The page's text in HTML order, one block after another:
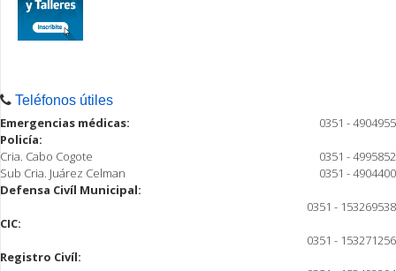
Teléfonos útiles
Emergencias médicas:
0351 - 4904955
Policía:
Cria. Cabo Cogote
0351 - 4995852
Sub Cria. Juárez Celman
0351 - 4904400
Defensa Civíl Municipal:
0351 - 153269538
CIC:
0351 - 153271256
Registro Civíl: